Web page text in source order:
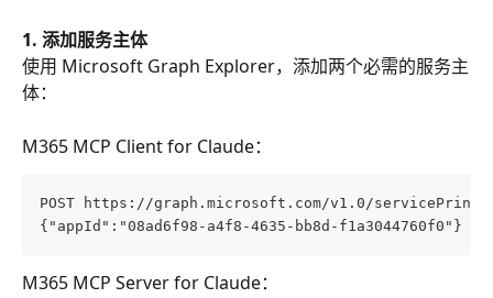
1. 添加服务主体
使用 Microsoft Graph Explorer，添加两个必需的服务主
体：
M365 MCP Client for Claude：
POST https://graph.microsoft.com/v1.0/
{"appId":"08ad6f98-a4f8-4635-bb8d-f1a3044760f0"}
M365 MCP Server for Claude：